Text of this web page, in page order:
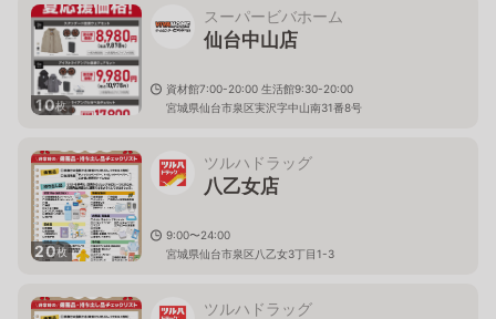
10枚
スーパービバホーム
仙台中山店
資材館7:00-20:00 生活館9:30-20:00
宮城県仙台市泉区実沢字中山南31番8号
20枚
ツルハドラッグ
八乙女店
9:00〜24:00
宮城県仙台市泉区八乙女3丁目1-3
ツルハドラッグ